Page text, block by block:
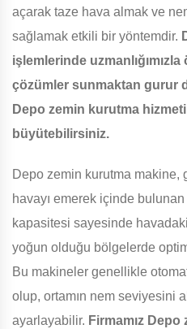
açarak taze hava almak ve
sağlamak etkili bir yöntemdir.
işlemlerinde
çözümler sunmaktan gurur
Depo zemin kurutma
büyütebilirsiniz.
Depo zemin kurutma makine,
havayı emerek içinde
kapasitesi sayesinde
yoğun olduğu bölgelerde
Bu makineler genellikle
olup, ortamın nem seviyesini
ayarlayabilir. Firmamız